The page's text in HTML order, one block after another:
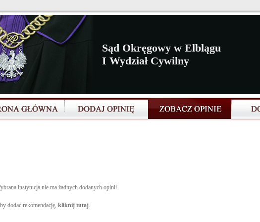
Sąd Okręgowy w Elblągu
I Wydział Cywilny
instytucja nie ma żadnych dodanych opinii.
dodać rekomendację, kliknij tutaj.